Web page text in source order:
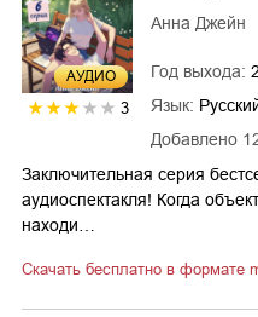
AУДИО
3
Добавлено
Анна Джейн
Год выхода:
Язык:
Заключительная серия
аудиоспектакля! Когда
находи…
Скачать бесплатно в формате